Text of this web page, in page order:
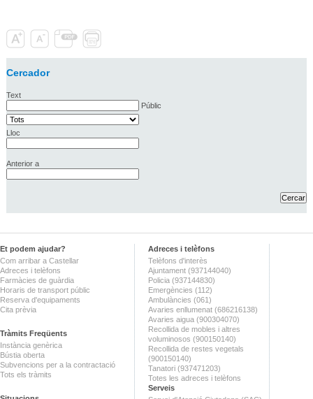
Cercador
Text
Públic
Lloc
Anterior a
Et podem ajudar?
Com arribar a Castellar
Adreces i telèfons
Farmàcies de guàrdia
Horaris de transport públic
Reserva d'equipaments
Cita prèvia
Tràmits Freqüents
Instància genèrica
Bústia oberta
Subvencions per a la contractació
Tots els tràmits
Adreces i telèfons
Telèfons d'interès
Ajuntament (937144040)
Policia (937144830)
Emergències (112)
Ambulàncies (061)
Avaries enllumenat (686216138)
Avaries aigua (900304070)
Recollida de mobles i altres
voluminosos (900150140)
Recollida de restes vegetals
(900150140)
Tanatori (937471203)
Totes les adreces i telèfons
Serveis